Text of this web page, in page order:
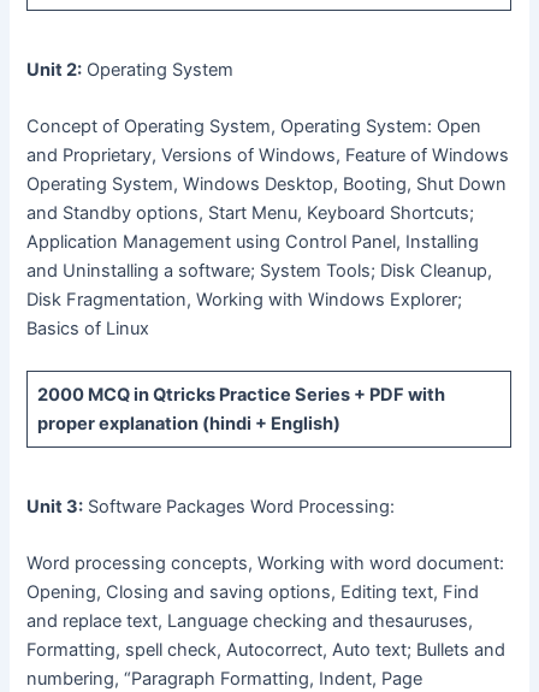
Unit 2: Operating System
Concept of Operating System, Operating System: Open
and Proprietary, Versions of Windows, Feature of Windows
Operating System, Windows Desktop, Booting, Shut Down
and Standby options, Start Menu, Keyboard Shortcuts;
Application Management using Control Panel, Installing
and Uninstalling a software; System Tools; Disk Cleanup,
Disk Fragmentation, Working with Windows Explorer;
Basics of Linux
2000 MCQin Qtricks Practice Series + PDF with
proper explanation (hindi + English)
Unit 3: Software Packages Word Processing:
Word processing concepts, Working with word document:
Opening, Closing and saving options, Editing text, Find
and replace text, Language checking and thesauruses,
Formatting, spell check, Autocorrect, Auto text; Bullets and
numbering, “Paragraph Formatting, Indent, Page